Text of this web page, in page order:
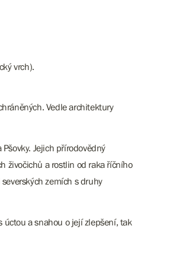
vrch).
Vedle architektury
Jejich přírodovědný
živočichů a rostlin od raka říčního
zemích s druhy
a snahou o její zlepšení, tak